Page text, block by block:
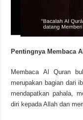
Pentingnya Membaca
Membaca Al Quran
merupakan bagian dari
mendapatkan pahala,
diri kepada Allah dan